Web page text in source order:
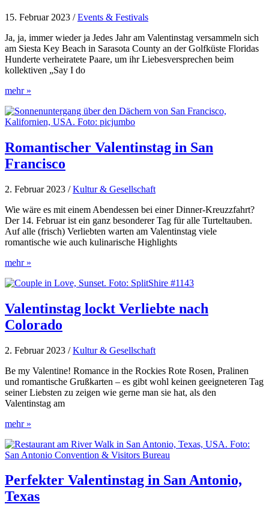
15. Februar 2023 /Events & Festivals
Ja, ja, immer wieder ja Jedes Jahr am Valentinstag versammeln sich
am Siesta Key Beach in Sarasota County an der Golfküste Floridas
Hunderte verheiratete Paare, um ihr Liebesversprechen beim
kollektiven „Say I do
Liebesversprechen
Valentinstag
erneuern
Sarasota
County
mehr »
Romantischer Valentinstag in San
Francisco
2. Februar 2023 /Kultur & Gesellschaft
Wie wäre es mit einem Abendessen bei einer Dinner-Kreuzzfahrt?
Der 14. Februar ist ein ganz besonderer Tag für alle Turteltauben.
Auf alle (frisch) Verliebten warten am Valentinstag viele
romantische wie auch kulinarische Highlights
Romantischer
in
Francisco
mehr »
Valentinstag lockt Verliebte nach
Colorado
2. Februar 2023 /Kultur & Gesellschaft
Be my Valentine! Romance in the Rockies Rote Rosen, Pralinen
und romantische Grußkarten – es gibt wohl keinen geeigneteren Tag
seiner Liebsten zu zeigen wie gerne man sie hat, als den
Valentinstag am
Valentinstag
Verliebte
nach
mehr »
Perfekter Valentinstag in San Antonio,
Texas